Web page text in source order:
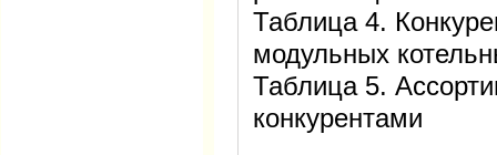
Таблица 4.
модульных
Таблица 5.
конкурентами